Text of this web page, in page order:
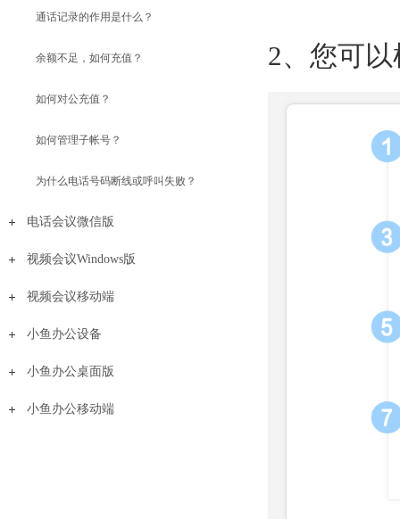
通话记录的作用是什么？
余额不足，如何充值？
如何对公充值？
如何管理子帐号？
为什么电话号码断线或呼叫失败？
电话会议微信版
视频会议Windows版
视频会议移动端
小鱼办公设备
小鱼办公桌面版
小鱼办公移动端
2、您可